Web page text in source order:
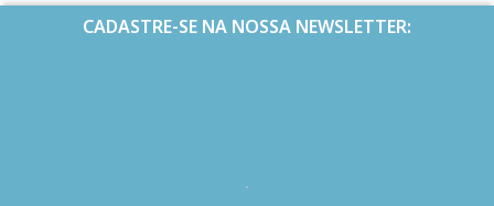
CADASTRE-SE NA NOSSA NEWSLETTER: